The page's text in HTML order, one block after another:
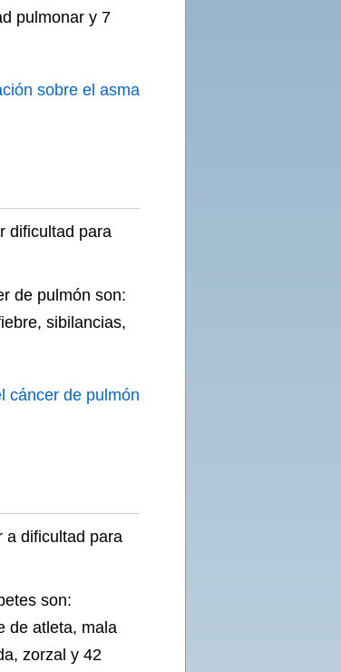
pulmonar y 7
sobre el asma
dificultad para
de pulmón son:
sibilancias,
cáncer de pulmón
a dificultad para
son:
de atleta, mala
zorzal y 42